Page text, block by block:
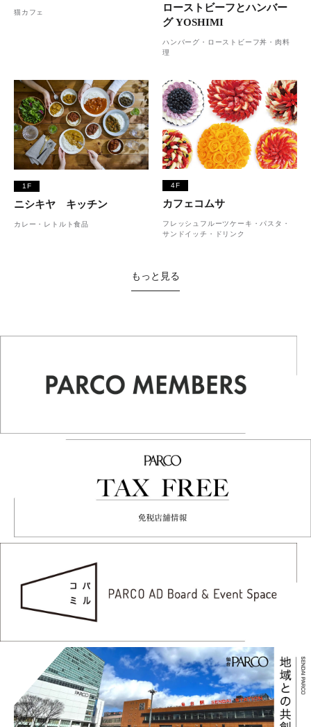
猫カフェ
ローストビーフとハンバー
グ YOSHIMI
ハンバーグ・ローストビーフ丼・肉料
理
1F
ニシキヤ キッチン
カレー・レトルト食品
4F
カフェコムサ
フレッシュフルーツケーキ・パスタ・
サンドイッチ・ドリンク
もっと見る